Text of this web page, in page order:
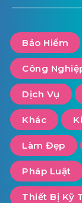
Bảo Hiểm
Công
Dịch Vụ
Khác
Làm Đẹp
Pháp Luật
Thiết Bị Kỹ